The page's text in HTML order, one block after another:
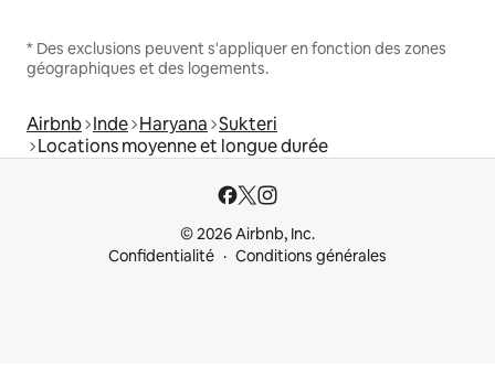
* Des exclusions peuvent s'appliquer en fonction des zones
géographiques et des logements.
Airbnb Inde Haryana Sukteri
Locations moyenne et longue durée
© 2026 Airbnb, Inc.
Confidentialité
Conditions générales